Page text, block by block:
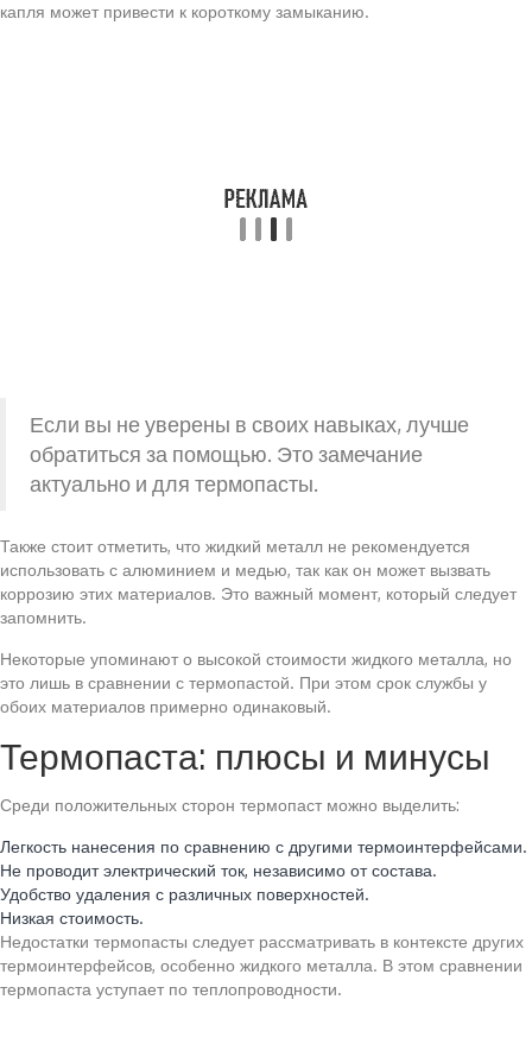
капля может привести к короткому замыканию.
Если вы не уверены в своих навыках, лучше
обратиться за помощью. Это замечание
актуально и для термопасты.
Также стоит отметить, что жидкий металл не рекомендуется
использовать с алюминием и медью, так как он может вызвать
коррозию этих материалов. Это важный момент, который следует
запомнить.
Некоторые упоминают о высокой стоимости жидкого металла, но
это лишь в сравнении с термопастой. При этом срок службы у
обоих материалов примерно одинаковый.
Термопаста: плюсы и минусы
Среди положительных сторон термопаст можно выделить:
Легкость нанесения по сравнению с другими термоинтерфейсами.
Не проводит электрический ток, независимо от состава.
Удобство удаления с различных поверхностей.
Низкая стоимость.
Недостатки термопасты следует рассматривать в контексте других
термоинтерфейсов, особенно жидкого металла. В этом сравнении
термопаста уступает по теплопроводности.